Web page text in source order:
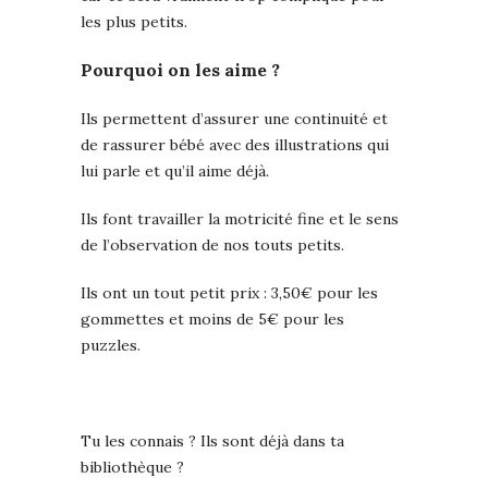
les plus petits.
Pourquoi on les aime ?
Ils permettent d’assurer une continuité et
de rassurer bébé avec des illustrations qui
lui parle et qu’il aime déjà.
Ils font travailler la motricité fine et le sens
de l’observation de nos touts petits.
Ils ont un tout petit prix : 3,50€ pour les
gommettes et moins de 5€ pour les
puzzles.
Tu les connais ? Ils sont déjà dans ta
bibliothèque ?